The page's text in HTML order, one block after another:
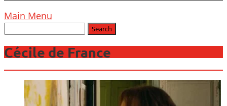
Main Menu
Cécile de France